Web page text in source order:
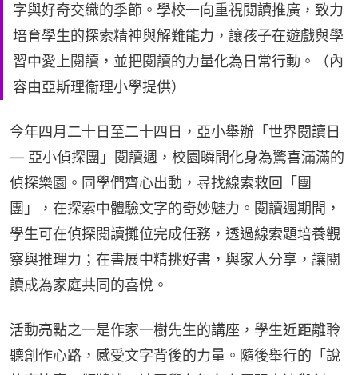
字與好奇交織的季節。學校一向重視閱讀推廣，致力
培育學生的探索精神與解難能力，讓孩子在遊戲與學
習中愛上閱讀，並把閱讀的力量化為日常行動。（內
容由亞斯理衞理小學提供）
今年四月二十日至二十四日，亞小舉辦「世界閱讀日
— 亞小偵探團」閱讀週，校園瞬間化身為驚喜滿滿的
偵探樂園。同學們齊心出動，尋找線索救回「團
團」，在探索中體驗文字的奇妙魅力。閱讀週期間，
學生可在偵探閱讀攤位完成任務，透過線索題培養觀
察與推理力；在書展中精挑好書，與家人分享，讓閱
讀成為家庭共同的喜悅。
活動亮點之一是作家一樹先生的講座，學生近距離聆
聽創作心路，感受文字背後的力量。隨後舉行的「說